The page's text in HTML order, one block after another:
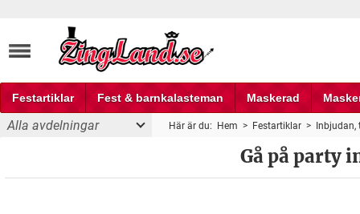
Festartiklar Fest & barnkalasteman Maskerad
Fest och partyprylar
Alla avdelningar Här är du: Hem > Festartiklar > Inbjudan,
Gå på party